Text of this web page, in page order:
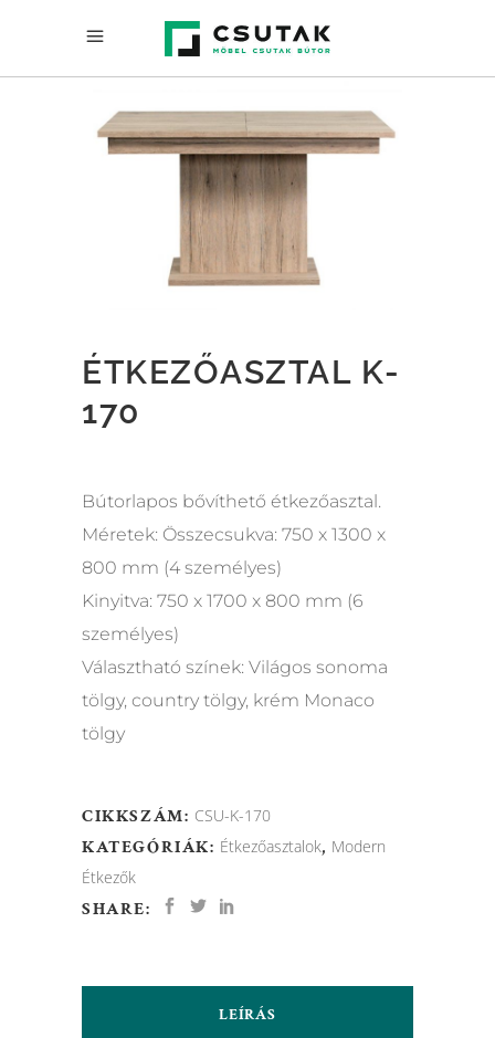
ÉTKEZŐASZTAL K-
170
Bútorlapos bővíthető étkezőasztal.
Méretek: Összecsukva: 750 x 1300 x
800 mm (4 személyes)
Kinyitva: 750 x 1700 x 800 mm (6
személyes)
Választható színek: Világos sonoma
tölgy, country tölgy, krém Monaco
tölgy
CIKKSZÁM: CSU-K-170
KATEGÓRIÁK: Étkezőasztalok, Modern
Étkezők
SHARE:
LEÍRÁS